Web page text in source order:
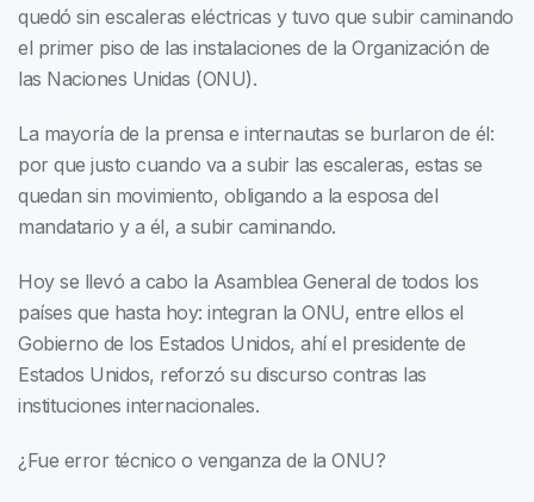
quedó sin escaleras eléctricas y tuvo que subir caminando
el primer piso de las instalaciones de la Organización de
las Naciones Unidas (ONU).
La mayoría de la prensa e internautas se burlaron de él:
por que justo cuando va a subir las escaleras, estas se
quedan sin movimiento, obligando a la esposa del
mandatario y a él, a subir caminando.
Hoy se llevó a cabo la Asamblea General de todos los
países que hasta hoy: integran la ONU, entre ellos el
Gobierno de los Estados Unidos, ahí el presidente de
Estados Unidos, reforzó su discurso contras las
instituciones internacionales.
¿Fue error técnico o venganza de la ONU?